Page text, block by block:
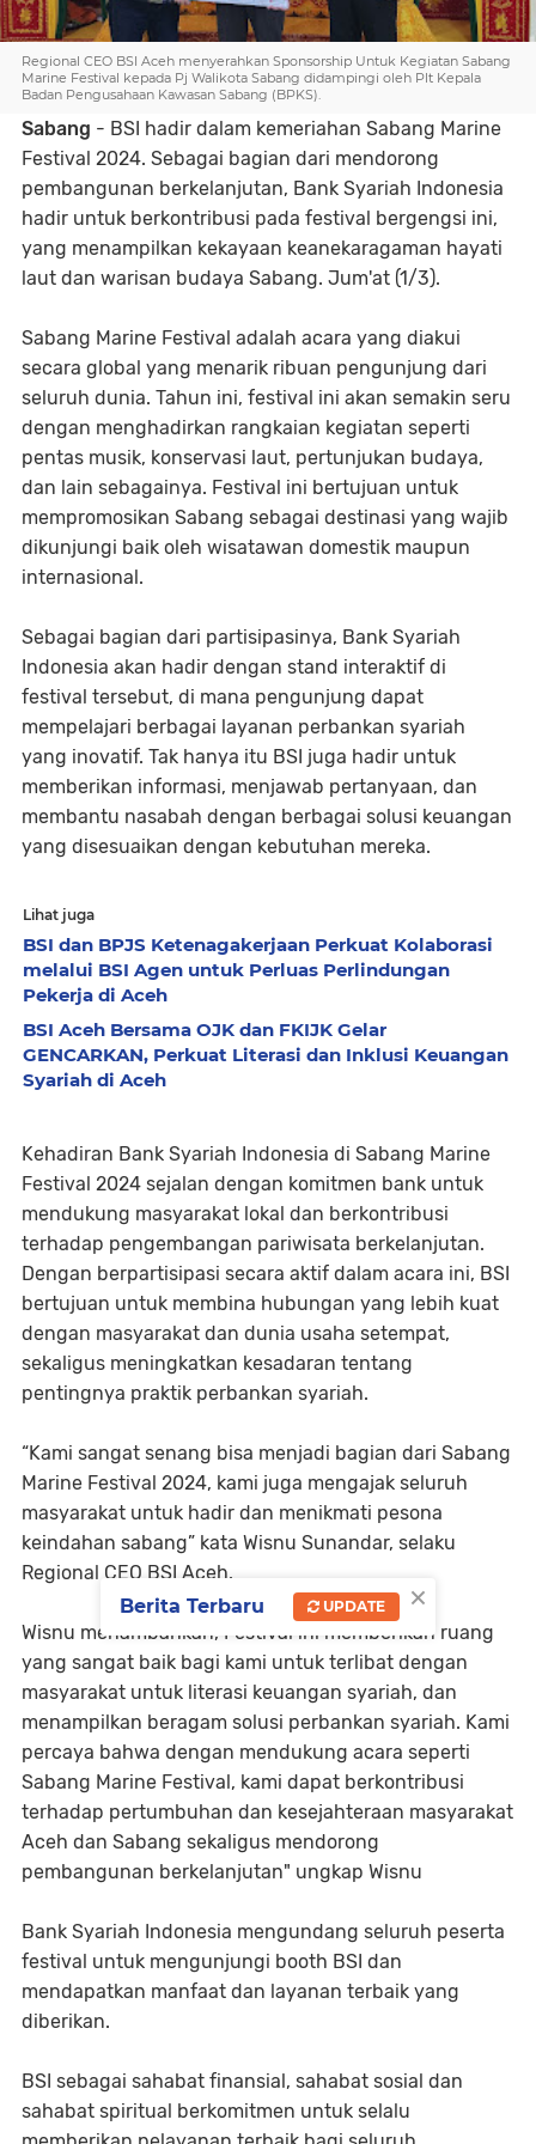
Regional CEO BSI Aceh menyerahkan Sponsorship Untuk Kegiatan Sabang
Marine Festival kepada Pj Walikota Sabang didampingi oleh Plt Kepala
Badan Pengusahaan Kawasan Sabang (BPKS).
Sabang - BSI hadir dalam kemeriahan Sabang Marine
Festival 2024. Sebagai bagian dari mendorong
pembangunan berkelanjutan, Bank Syariah Indonesia
hadir untuk berkontribusi pada festival bergengsi ini,
yang menampilkan kekayaan keanekaragaman hayati
laut dan warisan budaya Sabang. Jum'at (1/3).
Sabang Marine Festival adalah acara yang diakui
secara global yang menarik ribuan pengunjung dari
seluruh dunia. Tahun ini, festival ini akan semakin seru
dengan menghadirkan rangkaian kegiatan seperti
pentas musik, konservasi laut, pertunjukan budaya,
dan lain sebagainya. Festival ini bertujuan untuk
mempromosikan Sabang sebagai destinasi yang wajib
dikunjungi baik oleh wisatawan domestik maupun
internasional.
Sebagai bagian dari partisipasinya, Bank Syariah
Indonesia akan hadir dengan stand interaktif di
festival tersebut, di mana pengunjung dapat
mempelajari berbagai layanan perbankan syariah
yang inovatif. Tak hanya itu BSI juga hadir untuk
memberikan informasi, menjawab pertanyaan, dan
membantu nasabah dengan berbagai solusi keuangan
yang disesuaikan dengan kebutuhan mereka.
Lihat juga
BSI dan BPJS Ketenagakerjaan Perkuat Kolaborasi
melalui BSI Agen untuk Perluas Perlindungan
Pekerja di Aceh
BSI Aceh Bersama OJK dan FKIJK Gelar
GENCARKAN, Perkuat Literasi dan Inklusi Keuangan
Syariah di Aceh
Kehadiran Bank Syariah Indonesia di Sabang Marine
Festival 2024 sejalan dengan komitmen bank untuk
mendukung masyarakat lokal dan berkontribusi
terhadap pengembangan pariwisata berkelanjutan.
Dengan berpartisipasi secara aktif dalam acara ini, BSI
bertujuan untuk membina hubungan yang lebih kuat
dengan masyarakat dan dunia usaha setempat,
sekaligus meningkatkan kesadaran tentang
pentingnya praktik perbankan syariah.
“Kami sangat senang bisa menjadi bagian dari Sabang
Marine Festival 2024, kami juga mengajak seluruh
masyarakat untuk hadir dan menikmati pesona
keindahan sabang” kata Wisnu Sunandar, selaku
Regional CEO BSI Aceh.
Wisnu menambahkan, Festival ini memberikan ruang
yang sangat baik bagi kami untuk terlibat dengan
masyarakat untuk literasi keuangan syariah, dan
menampilkan beragam solusi perbankan syariah. Kami
percaya bahwa dengan mendukung acara seperti
Sabang Marine Festival, kami dapat berkontribusi
terhadap pertumbuhan dan kesejahteraan masyarakat
Aceh dan Sabang sekaligus mendorong
pembangunan berkelanjutan" ungkap Wisnu
Bank Syariah Indonesia mengundang seluruh peserta
festival untuk mengunjungi booth BSI dan
mendapatkan manfaat dan layanan terbaik yang
diberikan.
BSI sebagai sahabat finansial, sahabat sosial dan
sahabat spiritual berkomitmen untuk selalu
×
Berita Terbaru UPDATE